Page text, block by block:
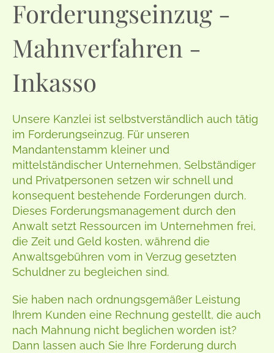
Forderungseinzug -
Mahnverfahren -
Inkasso
Unsere Kanzlei ist selbstverständlich auch tätig
im Forderungseinzug. Für unseren
Mandantenstamm kleiner und
mittelständischer Unternehmen, Selbständiger
und Privatpersonen setzen wir schnell und
konsequent bestehende Forderungen durch.
Dieses Forderungsmanagement durch den
Anwalt setzt Ressourcen im Unternehmen frei,
die Zeit und Geld kosten, während die
Anwaltsgebühren vom in Verzug gesetzten
Schuldner zu begleichen sind.
Sie haben nach ordnungsgemäßer Leistung
Ihrem Kunden eine Rechnung gestellt, die auch
nach Mahnung nicht beglichen worden ist?
Dann lassen auch Sie Ihre Forderung durch